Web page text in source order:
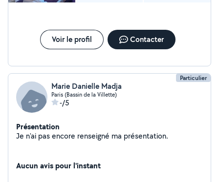
Voir le profil Contacter
Particulier
Marie Danielle Madja
Paris (Bassin de la Villette)
-/5
Présentation
Je n'ai pas encore renseigné ma présentation.
Aucun avis pour l'instant